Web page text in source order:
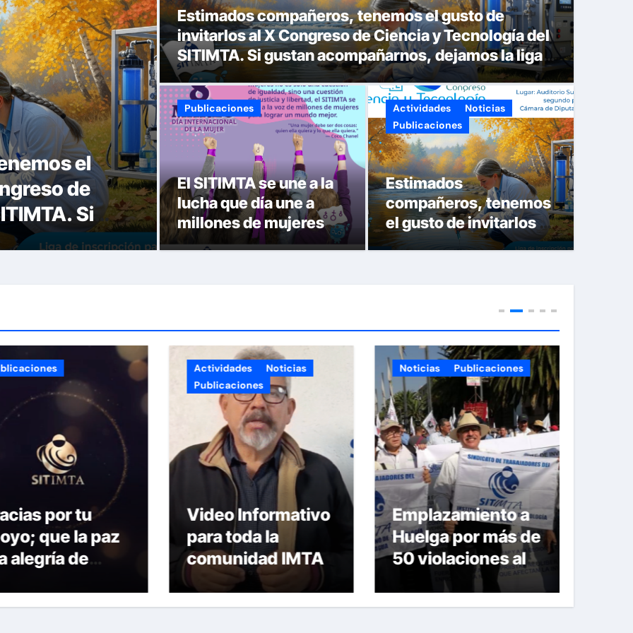
el
de
Si
la liga
Gracias por tu apoyo; que la paz y la
alegría de estas fiestas te acompañen
todo el año. ¡Felices fiestas y próspero
2025!
Estimados compañeros, tenemos el gusto de
invitarlos al X Congreso de Ciencia y Tecnología del
SITIMTA. Si gustan acompañarnos, dejamos la liga
para que se inscriban:
Publicaciones
El SITIMTA se une a la
lucha que día une a
millones de mujeres en
el mundo, ¡porque
Actividades
Noticias
Publicaciones
Estimados
compañeros, tenemos
el gusto de invitarlos al
X Congreso de Ciencia
que se inscriban:
Noticias
Publicaciones
Video Informativo
para toda la
comunidad IMTA
Noticias Publicaciones
Emplazamiento a
Huelga por más de
50 violaciones al
Contrato
Colectivo de
Publicaciones
El SITIMTA se une
a la lucha que día
une a millones de
mujeres en el
mundo, ¡porque